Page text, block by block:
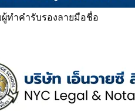
ทำคำรับรองลายมือชื่อ